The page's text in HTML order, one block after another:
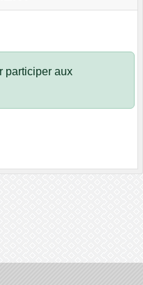
participer aux